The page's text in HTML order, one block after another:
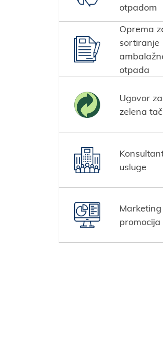
otpadom
Oprema
sortiranje
otpada
Ugovor
zelena
usluge
Marketing
promocija